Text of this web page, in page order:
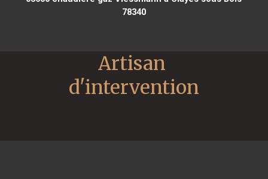
78340
Artisan
d'intervention